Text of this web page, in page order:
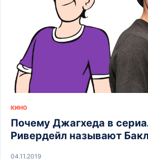
КИНО
Почему Джагхеда в
Ривердейл называют
04.11.2019